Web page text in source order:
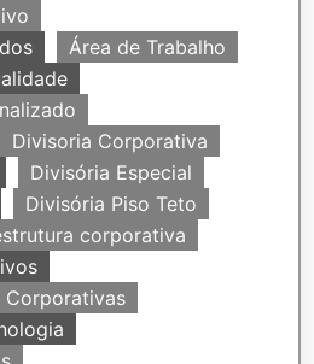
Área de Trabalho
Divisoria Corporativa
Divisória Especial
Divisória Piso Teto
corporativa
Corporativas